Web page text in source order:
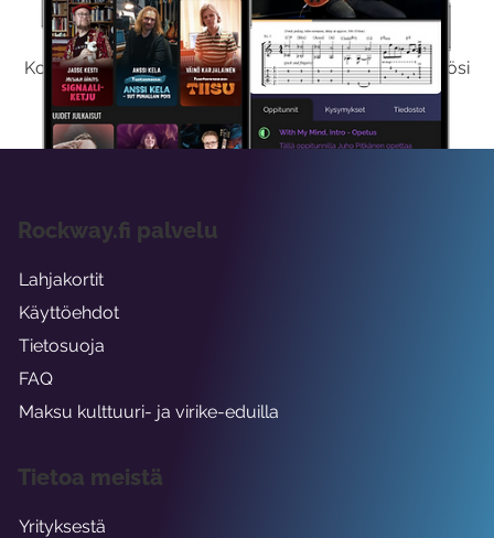
Kokeile Ilmaiseksi
Kokeilemalla ilmaiseksi saat koko sisältömme käyttöösi
viikon ajaksi.
Rockway.fi palvelu
Lahjakortit
Käyttöehdot
Tietosuoja
FAQ
Maksu kulttuuri- ja virike-eduilla
Tietoa meistä
Yrityksestä